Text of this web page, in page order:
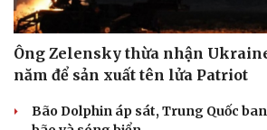
Ông Zelensky thừa nhận
năm để sản xuất tên lửa Patriot
Bão Dolphin áp sát, Trung Quốc ban